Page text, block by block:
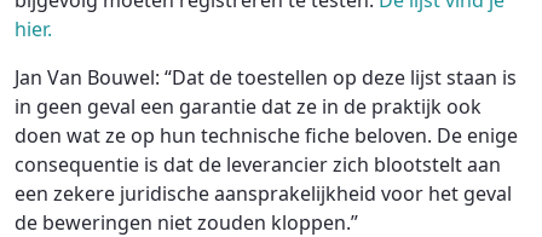
hier.
Jan Van Bouwel: “Dat de toestellen op deze lijst staan is
in geen geval een garantie dat ze in de praktijk ook
doen wat ze op hun technische fiche beloven. De enige
consequentie is dat de leverancier zich blootstelt aan
een zekere juridische aansprakelijkheid voor het geval
de beweringen niet zouden kloppen.”